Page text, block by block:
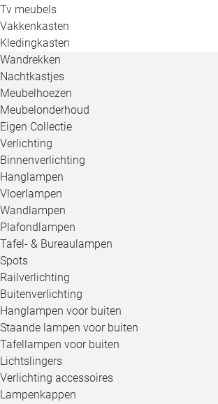
Tv meubels
Vakkenkasten
Kledingkasten
Wandrekken
Nachtkastjes
Meubelhoezen
Meubelonderhoud
Eigen Collectie
Verlichting
Binnenverlichting
Hanglampen
Vloerlampen
Wandlampen
Plafondlampen
Tafel- & Bureaulampen
Spots
Railverlichting
Buitenverlichting
Hanglampen voor buiten
Staande lampen voor buiten
Tafellampen voor buiten
Lichtslingers
Verlichting accessoires
Lampenkappen